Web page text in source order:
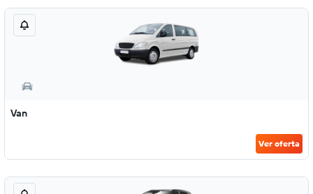
Van
Ver oferta